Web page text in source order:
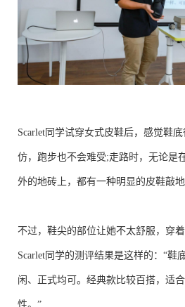
Scarlet同学试穿女式皮鞋后，感觉鞋
仿，跑步也不会难受;走路时，无论是
外的地砖上，都有一种明显的皮鞋敲地
不过，鞋尖的部位让她不太舒服，穿
Scarlet同学的测评结果是这样的：“鞋
闲、正式均可。经典款比较百搭，适
性。”